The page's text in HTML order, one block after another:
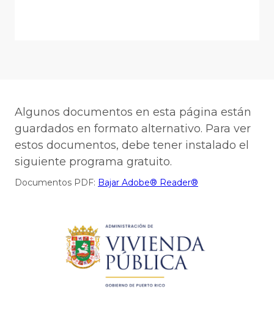
Algunos documentos en esta página están
guardados en formato alternativo. Para ver
estos documentos, debe tener instalado el
siguiente programa gratuito.
Documentos PDF: Bajar Adobe® Reader®